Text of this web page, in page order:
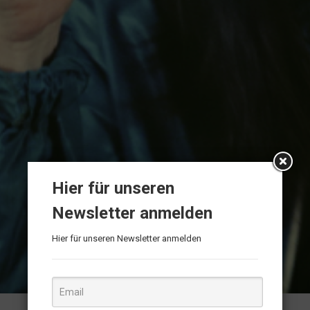
Hier für unseren
Newsletter anmelden
Hier für unseren Newsletter anmelden